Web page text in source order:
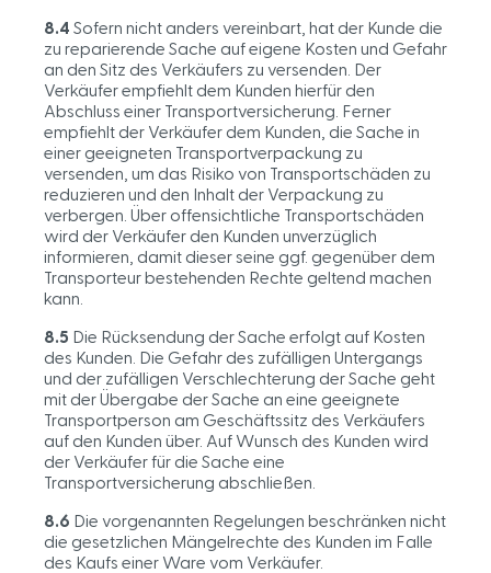
8.4 Sofern nicht anders vereinbart, hat der Kunde die
zu reparierende Sache auf eigene Kosten und Gefahr
an den Sitz des Verkäufers zu versenden. Der
Verkäufer empfiehlt dem Kunden hierfür den
Abschluss einer Transportversicherung. Ferner
empfiehlt der Verkäufer dem Kunden, die Sache in
einer geeigneten Transportverpackung zu
versenden, um das Risiko von Transportschäden zu
reduzieren und den Inhalt der Verpackung zu
verbergen. Über offensichtliche Transportschäden
wird der Verkäufer den Kunden unverzüglich
informieren, damit dieser seine ggf. gegenüber dem
Transporteur bestehenden Rechte geltend machen
kann.
8.5 Die Rücksendung der Sache erfolgt auf Kosten
des Kunden. Die Gefahr des zufälligen Untergangs
und der zufälligen Verschlechterung der Sache geht
mit der Übergabe der Sache an eine geeignete
Transportperson am Geschäftssitz des Verkäufers
auf den Kunden über. Auf Wunsch des Kunden wird
der Verkäufer für die Sache eine
Transportversicherung abschließen.
8.6 Die vorgenannten Regelungen beschränken nicht
die gesetzlichen Mängelrechte des Kunden im Falle
des Kaufs einer Ware vom Verkäufer.